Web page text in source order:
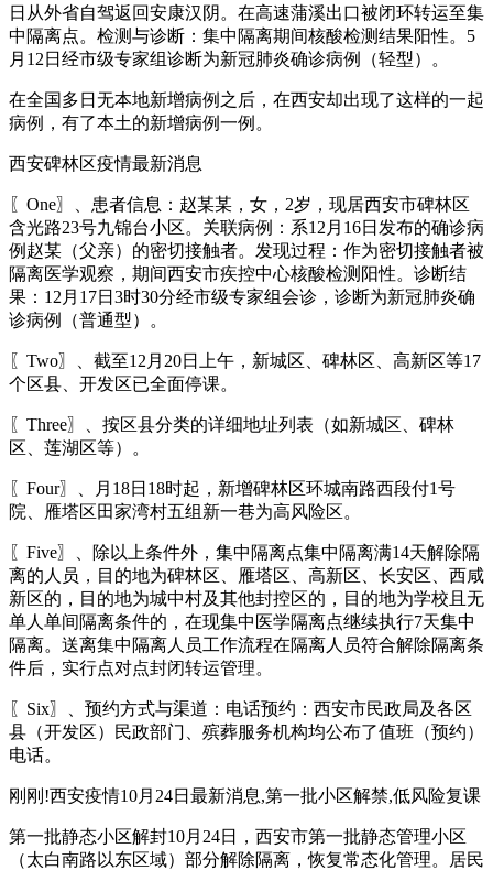
日从外省自驾返回安康汉阴。在高速蒲溪出口被闭环转运至集
中隔离点。检测与诊断：集中隔离期间核酸检测结果阳性。5
月12日经市级专家组诊断为新冠肺炎确诊病例（轻型）。
在全国多日无本地新增病例之后，在西安却出现了这样的一起
病例，有了本土的新增病例一例。
西安碑林区疫情最新消息
〖One〗、患者信息：赵某某，女，2岁，现居西安市碑林区
含光路23号九锦台小区。关联病例：系12月16日发布的确诊病
例赵某（父亲）的密切接触者。发现过程：作为密切接触者被
隔离医学观察，期间西安市疾控中心核酸检测阳性。诊断结
果：12月17日3时30分经市级专家组会诊，诊断为新冠肺炎确
诊病例（普通型）。
〖Two〗、截至12月20日上午，新城区、碑林区、高新区等17
个区县、开发区已全面停课。
〖Three〗、按区县分类的详细地址列表（如新城区、碑林
区、莲湖区等）。
〖Four〗、月18日18时起，新增碑林区环城南路西段付1号
院、雁塔区田家湾村五组新一巷为高风险区。
〖Five〗、除以上条件外，集中隔离点集中隔离满14天解除隔
离的人员，目的地为碑林区、雁塔区、高新区、长安区、西咸
新区的，目的地为城中村及其他封控区的，目的地为学校且无
单人单间隔离条件的，在现集中医学隔离点继续执行7天集中
隔离。送离集中隔离人员工作流程在隔离人员符合解除隔离条
件后，实行点对点封闭转运管理。
〖Six〗、预约方式与渠道：电话预约：西安市民政局及各区
县（开发区）民政部门、殡葬服务机构均公布了值班（预约）
电话。
刚刚!西安疫情10月24日最新消息,第一批小区解禁,低风险复课
第一批静态小区解封10月24日，西安市第一批静态管理小区
（太白南路以东区域）部分解除隔离，恢复常态化管理。居民